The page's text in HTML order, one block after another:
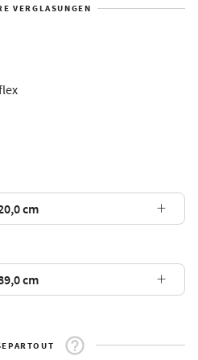
VERGLASUNGEN
+
+